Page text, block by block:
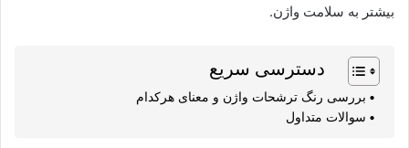
بیشتر به سلامت واژن.
دسترسی سریع
بررسی رنگ ترشحات واژن و معنای هرکدام
سوالات متداول